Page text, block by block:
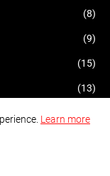
(8)
(9)
(15)
(13)
Learn more